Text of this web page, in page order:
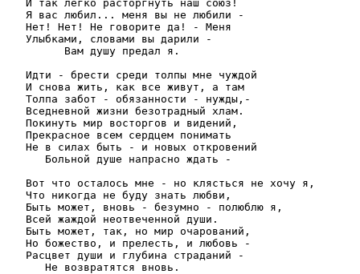
   И так легко расторгнуть наш союз!
   Я вас любил... меня вы не любили -
   Нет! Нет! Не говорите да! - Меня
   Улыбками, словами вы дарили -
         Вам душу предал я.
   Идти - брести среди толпы мне чуждой
   И снова жить, как все живут, а там
   Толпа забот - обязанности - нужды,-
   Вседневной жизни безотрадный хлам.
   Покинуть мир восторгов и видений,
   Прекрасное всем сердцем понимать
   Не в силах быть - и новых откровений
      Больной душе напрасно ждать -
   Вот что осталось мне - но клясться не хочу я,
   Что никогда не буду знать любви,
   Быть может, вновь - безумно - полюблю я,
   Всей жаждой неотвеченной души.
   Быть может, так, но мир очарований,
   Но божество, и прелесть, и любовь -
   Расцвет души и глубина страданий -
      Не возвратятся вновь.